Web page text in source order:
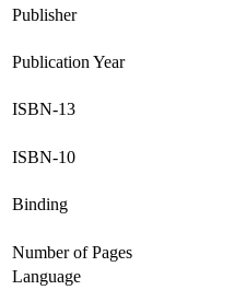
Publisher
Publication Year
ISBN-13
ISBN-10
Binding
Number of Pages
Language